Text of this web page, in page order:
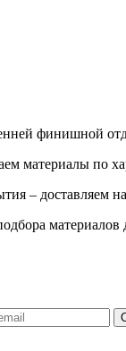
финишной
материалы
– доставляем
материалов